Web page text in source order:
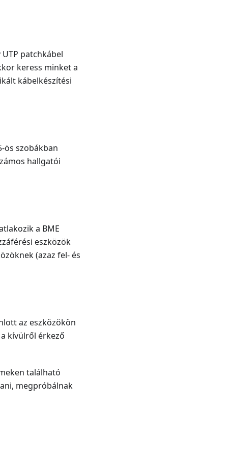
patchkábel
keress minket a
kábelkészítési
ös szobákban
hallgatói
a BME
eszközök
(azaz fel- és
az eszközökön
kívülről érkező
található
megpróbálnak